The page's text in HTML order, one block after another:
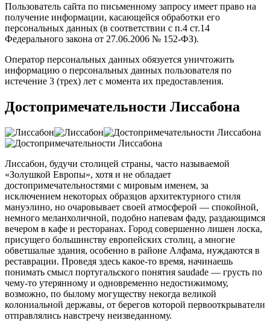
Пользователь сайта по письменному запросу имеет право на
получение информации, касающейся обработки его
персональных данных (в соответствии с п.4 ст.14
Федерального закона от 27.06.2006 № 152-ФЗ).
Оператор персональных данных обязуется уничтожить
информацию о персональных данных пользователя по
истечение 3 (трех) лет с момента их предоставления.
Достопримечательности Лиссабона
Лиссабон, будучи столицей страны, часто называемой
«Золушкой Европы», хотя и не обладает
достопримечательностями с мировым именем, за
исключением некоторых образцов архитектурного стиля
мануэлино, но очаровывает своей атмосферой — спокойной,
немного меланхоличной, подобно напевам фаду, раздающимся
вечером в кафе и ресторанах. Город совершенно лишен лоска,
присущего большинству европейских столиц, а многие
обветшалые здания, особенно в районе Алфама, нуждаются в
реставрации. Проведя здесь какое-то время, начинаешь
понимать смысл португальского понятия saudade — грусть по
чему-то утерянному и одновременно недостижимому,
возможно, по былому могуществу некогда великой
колониальной державы, от берегов которой первооткрыватели
отправлялись навстречу неизведанному.